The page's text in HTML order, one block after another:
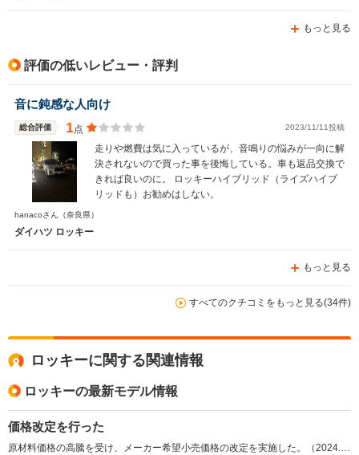
もっと見る
評価の低いレビュー・評判
音に鈍感な人向け
総合評価 1点 2023/11/11投稿
走りや燃費は気に入っているが、音鳴りの悩みが一向に解
決されないので買った事を後悔している。車も返品交換で
きれば良いのに。 ロッキーハイブリッド（ライズハイブ
リッドも）お勧めはしない。
hanacoさん （奈良県）
ダイハツ ロッキー
もっと見る
すべてのクチコミをもっと見る(34件)
ロッキーに関する関連情報
ロッキーの最新モデル情報
価格改定を行った
原材料価格の高騰を受け、メーカー希望小売価格の改定を実施した。（2024.11）